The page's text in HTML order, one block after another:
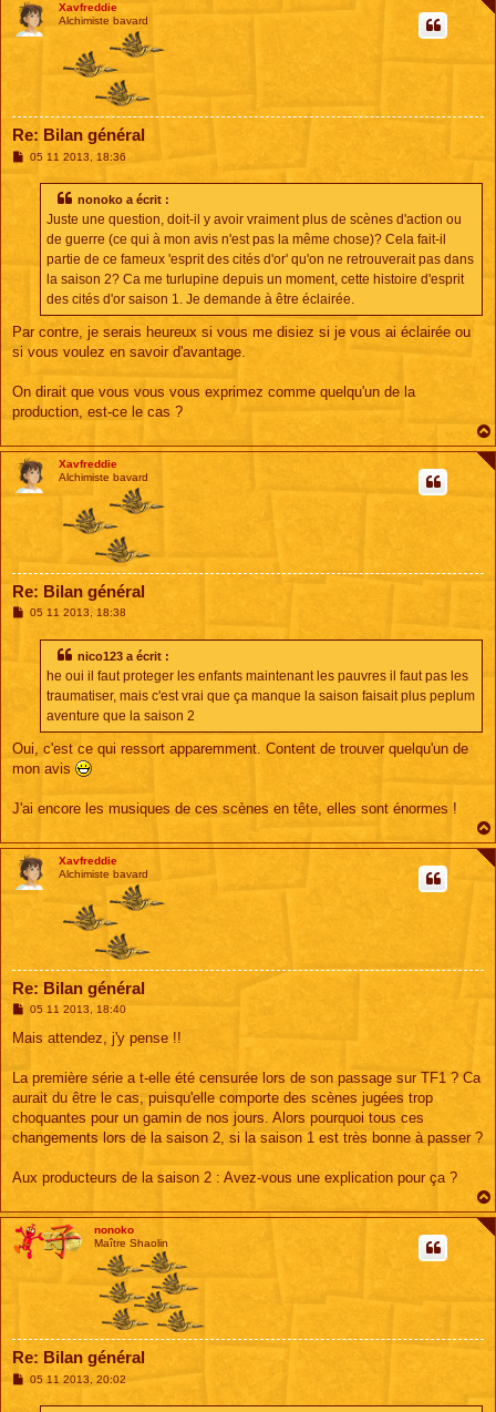
Xavfreddie
Alchimiste bavard
Re: Bilan général
M05 11 2013, 18:36
nonoko a écrit :
Juste une question, doit-il y avoir vraiment plus de scènes d'action ou
de guerre (ce qui à mon avis n'est pas la même chose)? Cela fait-il
partie de ce fameux 'esprit des cités d'or' qu'on ne retrouverait pas dans
la saison 2? Ca me turlupine depuis un moment, cette histoire d'esprit
des cités d'or saison 1. Je demande à être éclairée.
Par contre, je serais heureux si vous me disiez si je vous ai éclairée ou
si vous voulez en savoir d'avantage.
On dirait que vous vous vous exprimez comme quelqu'un de la
production, est-ce le cas ?
Xavfreddie
Alchimiste bavard
Re: Bilan général
M05 11 2013, 18:38
nico123 a écrit :
he oui il faut proteger les enfants maintenant les pauvres il faut pas les
traumatiser, mais c'est vrai que ça manque la saison faisait plus peplum
aventure que la saison 2
Oui, c'est ce qui ressort apparemment. Content de trouver quelqu'un de
mon avis
J'ai encore les musiques de ces scènes en tête, elles sont énormes !
Xavfreddie
Alchimiste bavard
Re: Bilan général
M
s
g
05 11 2013, 18:40
Mais attendez, j'y pense !!
La première série a t-elle été censurée lors de son passage sur TF1 ? Ca
aurait du être le cas, puisqu'elle comporte des scènes jugées trop
choquantes pour un gamin de nos jours. Alors pourquoi tous ces
changements lors de la saison 2, si la saison 1 est très bonne à passer ?
Aux producteurs de la saison 2 : Avez-vous une explication pour ça ?
nonoko
Maître Shaolin
Re: Bilan général
M05 11 2013, 20:02